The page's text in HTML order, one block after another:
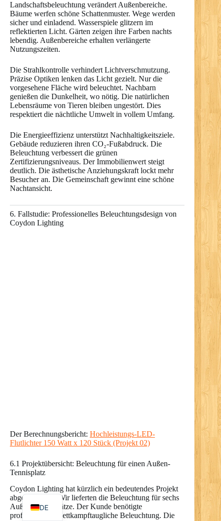
Landschaftsbeleuchtung verändert Außenbereiche.
Bäume werfen schöne Schattenmuster. Wege werden
sicher und einladend. Wasserspiele glitzern im
reflektierten Licht. Gärten zeigen ihre Farben nachts
lebendig. Außenbereiche erhalten verlängerte
Nutzungszeiten.
Die Strahlkontrolle verhindert Lichtverschmutzung.
Präzise Optiken lenken das Licht gezielt. Nur die
vorgesehene Fläche wird beleuchtet. Nachbarn
genießen die Dunkelheit, wo nötig. Die natürlichen
Lebensräume von Tieren bleiben ungestört. Dies
respektiert die nächtliche Umwelt in vollem Umfang.
Die Energieeffizienz unterstützt Nachhaltigkeitsziele.
Gebäude reduzieren ihren CO₂-Fußabdruck. Die
Beleuchtung verbessert die grünen
Zertifizierungsniveaus. Der Immobilienwert steigt
deutlich. Die ästhetische Anziehungskraft lockt mehr
Besucher an. Die Gemeinschaft gewinnt eine schöne
Nachtansicht.
6. Fallstudie: Professionelles Beleuchtungsdesign von
Coydon Lighting
Der Berechnungsbericht: Hochleistungs-LED-
Flutlichter 150 Watt x 120 Stück (Projekt 02)
6.1 Projektübersicht: Beleuchtung für einen Außen-
Tennisplatz
Coydon Lighting hat kürzlich ein bedeutendes Projekt
abgeschlossen. Wir lieferten die Beleuchtung für sechs
Außen-Tennisplätze. Der Kunde benötigte
professionelle, wettkampftaugliche Beleuchtung. Die
DE
EN
ES
RU